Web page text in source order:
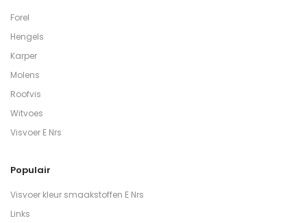
Forel
Hengels
Karper
Molens
Roofvis
Witvoes
Visvoer E Nrs
Populair
Visvoer kleur smaakstoffen E Nrs
Links